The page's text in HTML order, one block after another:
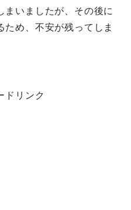
まいましたが、その後に
め、不安が残ってしま
ドリンク